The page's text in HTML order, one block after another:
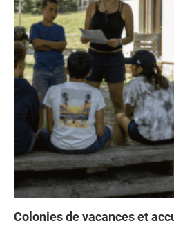
Colonies de vacances et